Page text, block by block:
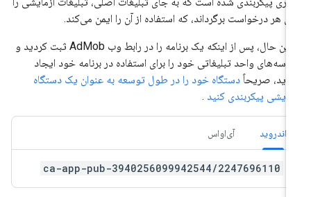
هر درخواست برگرداند، که استفاده از آن را ایمن می‌کند.
با این حال، پس از اینکه یک برنامه را در رابط وب AdMob ثبت کردید و
واحد تبلیغاتی خود را برای استفاده در برنامه خود ایجاد
صریحاً دستگاه خود را در طول توسعه به عنوان یک دستگاه
پیکربندی کنید.
اندروید آی‌او‌اس
ca-app-pub-3940256099942544/2247696110